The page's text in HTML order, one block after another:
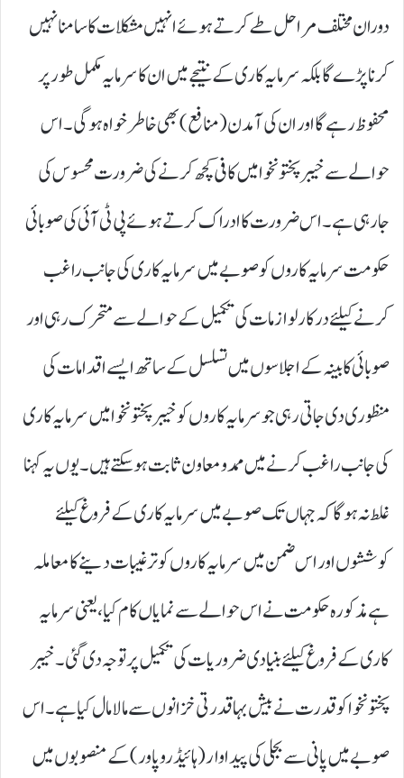
دوران مختلف مراحل طے کرتے ہوئے انہیں مشکلات کا سامنا نہیں
کرنا پڑے گا بلکہ سرمایہ کاری کے نتیجے میں ان کا سرمایہ مکمل طور پر
محفوظ رہے گا اور ان کی آمدن ( منافع) بھی خاطر خواہ ہوگی۔ اس
حوالے سے خیبر پختونخوا میں کافی کچھ کرنے کی ضرورت محسوس کی
جارہی ہے۔ اس ضرورت کا ادراک کرتے ہوئے پی ٹی آئی کی صوبائی
حکومت سرمایہ کاروں کو صوبے میں سرمایہ کاری کی جانب راغب
کرنے کیلئے درکار لوازمات کی تکمیل کے حوالے سے متحرک رہی اور
صوبائی کابینہ کے اجلاسوں میں تسلسل کے ساتھ ایسے اقدامات کی
منظوری دی جاتی رہی جو سرمایہ کاروں کو خیبر پختونخوا میں سرمایہ کاری
کی جانب راغب کرنے میں ممد و معاون ثابت ہو سکتے ہیں۔ یوں یہ کہنا
غلط نہ ہوگا کہ جہاں تک صوبے میں سرمایہ کاری کے فروغ کیلئے
کوششوں اور اس ضمن میں سرمایہ کاروں کو ترغیبات دینے کا معاملہ
ہے مذکورہ حکومت نے اس حوالے سے نمایاں کام کیا، یعنی سرمایہ
کاری کے فروغ کیلئے بنیادی ضروریات کی تکمیل پر توجہ دی گئی۔ خیبر
پختونخوا کو قدرت نے بیش بہا قدرتی خزانوں سے مالا مال کیا ہے۔ اس
صوبے میں پانی سے بجلی کی پیداوار ( ہائیڈرو پاور) کے منصوبوں میں